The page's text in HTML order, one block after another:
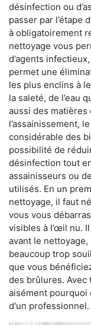
désinfection ou
passer par l’étape
à obligatoirement
nettoyage vous
d’agents
permet une
les plus enclins à
la saleté, de l’eau
aussi des matières
l’assainissement,
considérable des
possibilité de
désinfection tout
assainisseurs ou
utilisés. En un
nettoyage, il faut
vous vous
visibles à l’œil nu.
avant le
beaucoup trop
que vous
des brûlures. Avec
aisément pourquoi
d'un professionnel.